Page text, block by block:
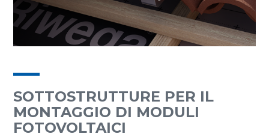
SOTTOSTRUTTURE PER IL
MONTAGGIO DI MODULI
FOTOVOLTAICI